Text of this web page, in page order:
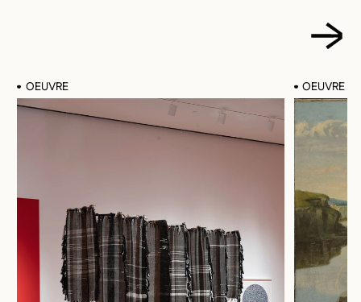
OEUVRE OEUVRE